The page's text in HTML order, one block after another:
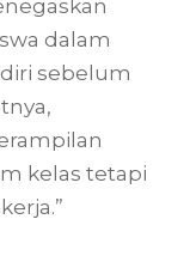
dalam
sebelum
kelas tetapi